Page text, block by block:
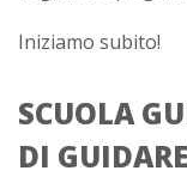
Iniziamo subito!
SCUOLA
DI GUIDARE